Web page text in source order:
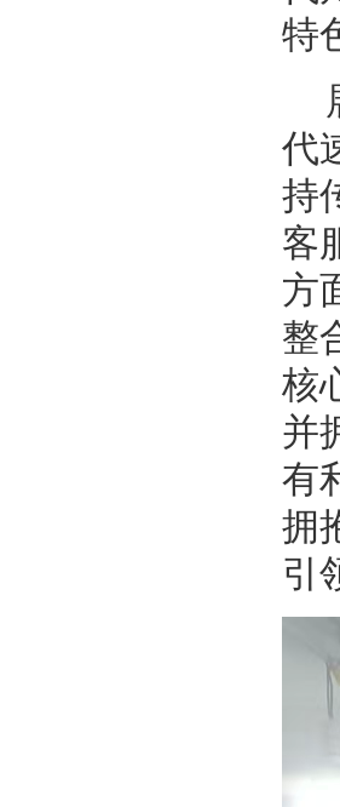
特
代
持
客
方
整
核
并
有
拥
引